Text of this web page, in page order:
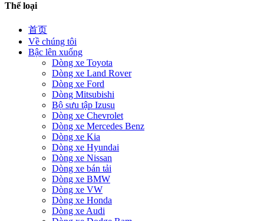
Thể loại
首页
Về chúng tôi
Bậc lên xuống
Dòng xe Toyota
Dòng xe Land Rover
Dòng xe Ford
Dòng Mitsubishi
Bộ sưu tập Izusu
Dòng xe Chevrolet
Dòng xe Mercedes Benz
Dòng xe Kia
Dòng xe Hyundai
Dòng xe Nissan
Dòng xe bán tải
Dòng xe BMW
Dòng xe VW
Dòng xe Honda
Dòng xe Audi